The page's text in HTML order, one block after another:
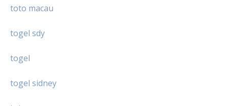
toto macau
togel sdy
togel
togel sidney